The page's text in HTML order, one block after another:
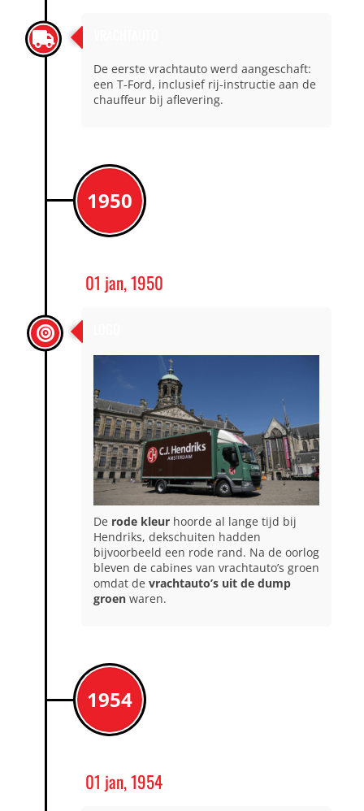
De eerste vrachtauto werd aangeschaft:
een T-Ford, inclusief rij-instructie aan de
chauffeur bij aflevering.
1950
01 jan, 1950
De rode kleur hoorde al lange tijd bij
Hendriks, dekschuiten hadden
bijvoorbeeld een rode rand. Na de oorlog
bleven de cabines van vrachtauto’s groen
omdat devrachtauto’s uit de dump
groenwaren.
1954
01 jan, 1954